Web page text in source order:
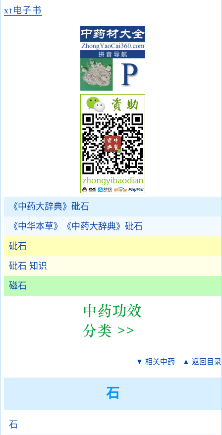
xt电子书
《中药大辞典》砒石
《中华本草》《中药大辞典》砒石
砒石
砒石 知识
磁石
▼ 相关中药 ▲ 返回目录
石
石